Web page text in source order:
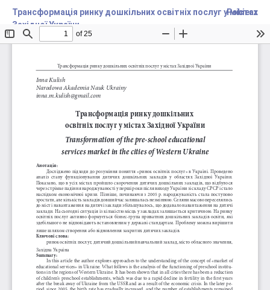
Трансформація ринку дошкільних освітніх послуг у містах
Західної України
Pobierz